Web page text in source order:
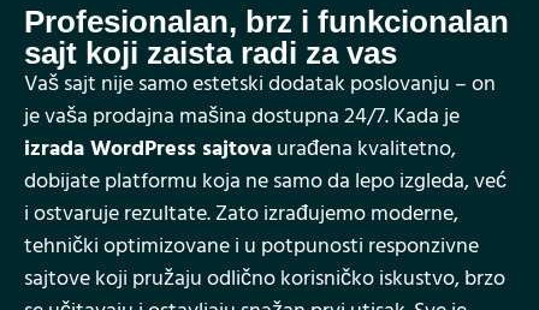
Profesionalan, brz i funkcionalan
sajt koji zaista radi za vas
Vaš sajt nije samo estetski dodatak poslovanju – on
je vaša prodajna mašina dostupna 24/7. Kada je
izrada WordPress sajtovaurađena kvalitetno,
dobijate platformu koja ne samo da lepo izgleda, već
i ostvaruje rezultate. Zato izrađujemo moderne,
tehnički optimizovane i u potpunosti responzivne
sajtove koji pružaju odlično korisničko iskustvo, brzo